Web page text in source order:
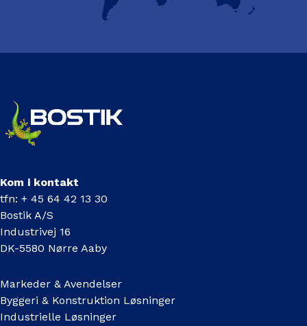
Kom i kontakt
tfn: + 45 64 42 13 30
Bostik A/S
Industrivej 16
DK-5580 Nørre Aaby
Markeder & Avendelser
Byggeri & Konstruktion Løsninger
Industrielle Løsninger